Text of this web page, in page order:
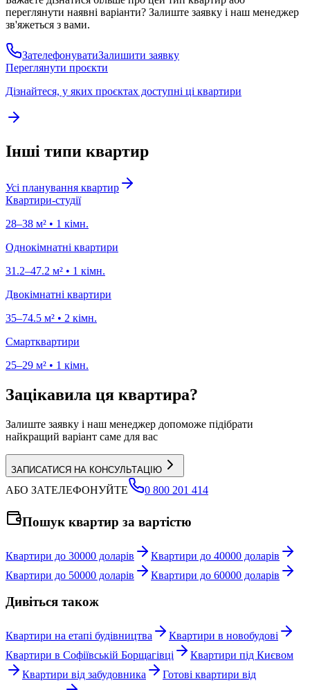
переглянути наявні варіанти? Залиште заявку і наш менеджер
зв'яжеться з вами.
ЗателефонуватиЗалишити заявку
Переглянути проєкти
Дізнайтеся, у яких проєктах доступні ці квартири
Інші типи квартир
Усі планування квартир
Квартири-студії
28–38 м² • 1 кімн.
Однокімнатні квартири
31.2–47.2 м² • 1 кімн.
Двокімнатні квартири
35–74.5 м² • 2 кімн.
Смартквартири
25–29 м² • 1 кімн.
Зацікавила ця квартира?
Залиште заявку і наш менеджер допоможе підібрати
найкращий варіант саме для вас
ЗАПИСАТИСЯ НА КОНСУЛЬТАЦІЮ
АБО ЗАТЕЛЕФОНУЙТЕ 0 800 201 414
Пошук квартир за вартістю
Квартири до 30000 доларів
Квартири до 40000 доларів
Квартири до 50000 доларів
Квартири до 60000 доларів
Дивіться також
Квартири на етапі будівництва
Квартири в новобудові
Квартири в Софіївській Борщагівці
Квартири під Києвом
Квартири від забудовника
Готові квартири від